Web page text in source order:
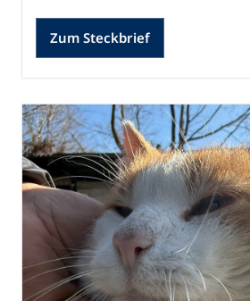
Zum Steckbrief